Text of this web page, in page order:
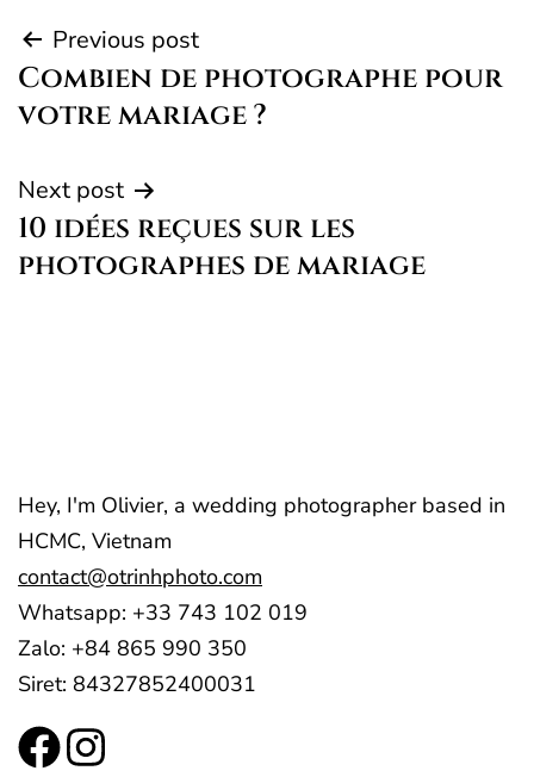
Post
navigation
Previous post
Combien de photographe pour
votre mariage ?
Next post
10 idées reçues sur les
photographes de mariage
Hey, I'm Olivier, a wedding photographer based in
HCMC, Vietnam
contact@otrinhphoto.com
Whatsapp: +33 743 102 019
Zalo: +84 865 990 350
Siret: 84327852400031